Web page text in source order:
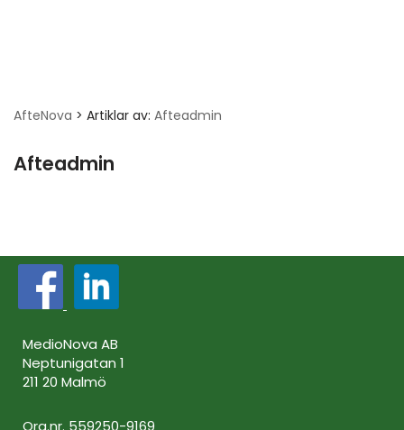
AfteNova > Artiklar av: Afteadmin
Afteadmin
MedioNova AB
Neptunigatan 1
211 20 Malmö
Org.nr. 559250-9169